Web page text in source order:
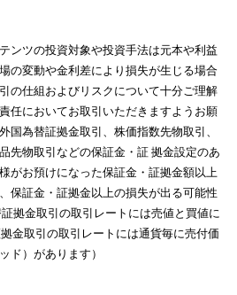
ンツの投資対象や投資手法は元本や利益
の変動や金利差により損失が生じる場合
の仕組およびリスクについて十分ご理解
任においてお取引いただきますようお願
国為替証拠金取引、株価指数先物取引、
先物取引などの保証金・証 拠金設定のあ
がお預けになった保証金・証拠金額以上
保証金・証拠金以上の損失が出る可能性
拠金取引の取引レートには売値と買値に
金取引の取引レートには通貨毎に売付価
ド）があります）